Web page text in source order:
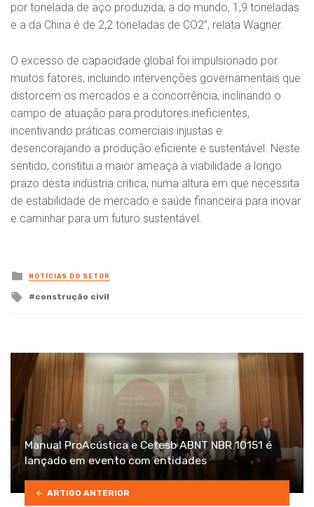
por tonelada de aço produzida; a do mundo, 1,9 toneladas
e a da China é de 2,2 toneladas de CO2”, relata Wagner.
O excesso de capacidade global foi impulsionado por
muitos fatores, incluindo intervenções governamentais que
distorcem os mercados e a concorrência, inclinando o
campo de atuação para produtores ineficientes,
incentivando práticas comerciais injustas e
desencorajando a produção eficiente e sustentável. Neste
sentido, constitui a maior ameaça à viabilidade a longo
prazo desta indústria crítica, numa altura em que necessita
de estabilidade de mercado e saúde financeira para inovar
e caminhar para um futuro sustentável.
Posted
in
NOTÍCIAS DO SETOR
Tagged
construção civil
Manual ProAcústica e Cetesb ABNT NBR 10151 é
lançado em evento com entidades
ARTIGO ANTERIOR